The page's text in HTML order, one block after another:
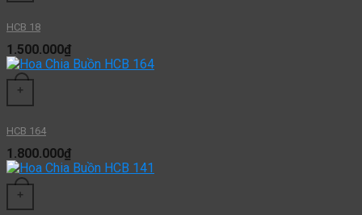
HCB 18
1.500.000₫
+
HCB 164
1.800.000₫
+